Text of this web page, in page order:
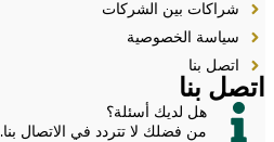
شراكات بين الشركات
سياسة الخصوصية
اتصل بنا
اتصل بنا
هل لديك أسئلة؟
من فضلك لا تتردد في الاتصال بنا.